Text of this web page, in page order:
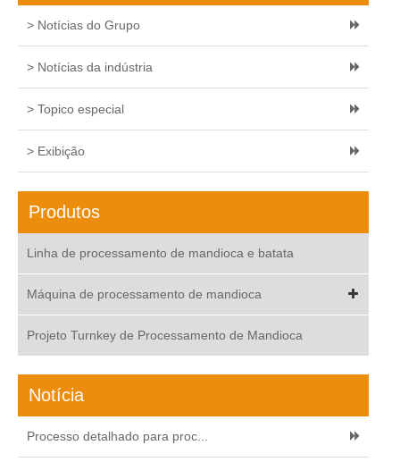
> Notícias do Grupo
> Notícias da indústria
> Topico especial
> Exibição
Produtos
Linha de processamento de mandioca e batata
Máquina de processamento de mandioca
Projeto Turnkey de Processamento de Mandioca
Notícia
Processo detalhado para proc...